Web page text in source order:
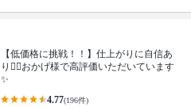
【低価格に挑戦！！】仕上がりに自信あ
り🙆‍♂️おかげ様で高評価いただいています
✨
4.77(196件)